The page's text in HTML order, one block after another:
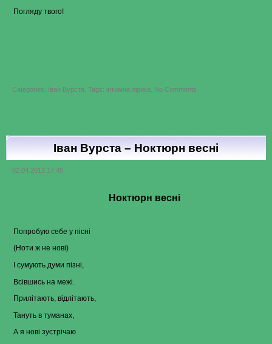
Погляду твого!
Categories: Іван Вурста Tags: інтимна лірика No Comments
Іван Вурста – Ноктюрн весні
02.04.2012 17:45
Ноктюрн весні
Попробую себе у пісні
(Ноти ж не нові)
І сумують думи пізні,
Всівшись на межі.
Прилітають, відлітають,
Тануть в туманах,
А я нові зустрічаю